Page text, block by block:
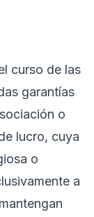
curso de las
garantías
o
lucro, cuya
o
a